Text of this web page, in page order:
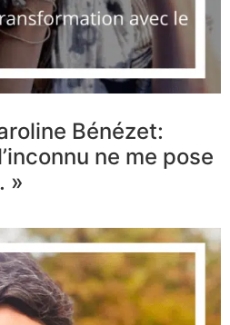
Bénézet:
ne me pose
»